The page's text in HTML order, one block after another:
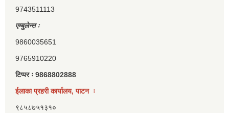
9743511113
एम्बुलेन्स ः
9860035651
9765910220
टिप्पर ः 9868802888
ईलाका प्रहरी कार्यालय, पाटन ः
९८५८७५१३१०